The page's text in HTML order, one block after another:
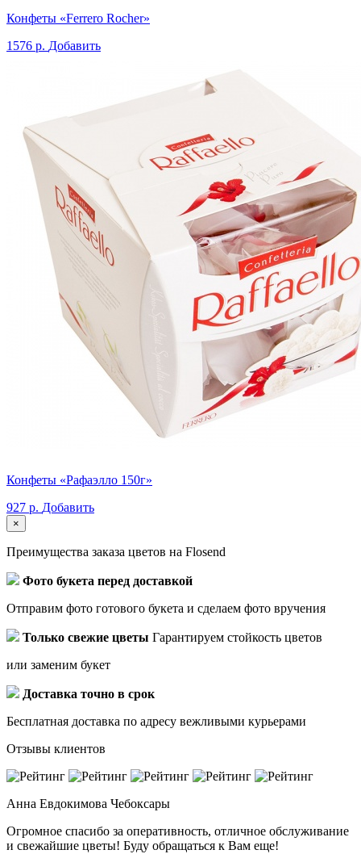
Конфеты «Ferrero Rocher»
1576 р. Добавить
Конфеты «Рафаэлло 150г»
927 р. Добавить
×
Преимущества заказа цветов на Flosend
Фото букета перед доставкой
Отправим фото готового букета и сделаем фото вручения
Только свежие цветы Гарантируем стойкость цветов
или заменим букет
Доставка точно в срок
Бесплатная доставка по адресу вежливыми курьерами
Отзывы клиентов
Анна Евдокимова Чебоксары
Огромное спасибо за оперативность, отличное обслуживание
и свежайшие цветы! Буду обращаться к Вам еще!